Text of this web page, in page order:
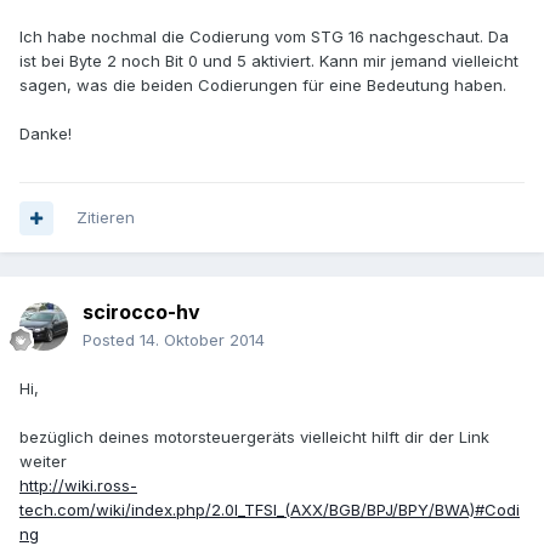
Ich habe nochmal die Codierung vom STG 16 nachgeschaut. Da
ist bei Byte 2 noch Bit 0 und 5 aktiviert. Kann mir jemand vielleicht
sagen, was die beiden Codierungen für eine Bedeutung haben.
Danke!
Zitieren
scirocco-hv
Posted 14. Oktober 2014
Hi,
bezüglich deines motorsteuergeräts vielleicht hilft dir der Link
weiter
http://wiki.ross-
tech.com/wiki/index.php/2.0l_TFSI_(AXX/BGB/BPJ/BPY/BWA)#Codi
ng